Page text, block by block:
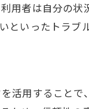
用者は自分の状
いったトラブ
活用することで